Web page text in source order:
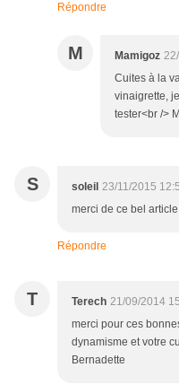
Répondre
M Mamigoz
Cuites à la
vinaigrette,
tester<br />
S soleil 23/11/2015
merci de ce bel
Répondre
T Terech 21/09/2014
merci pour ces
dynamisme et votre
Bernadette